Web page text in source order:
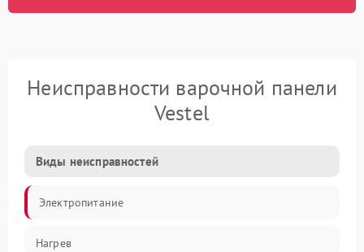
Неисправности варочной панели
Vestel
Виды неисправностей
Электропитание
Нагрев